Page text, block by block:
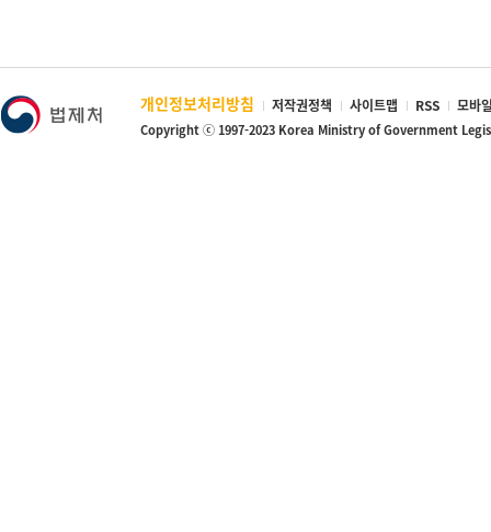
개인정보처리방침 저작권정책 사이트맵 RSS 모바
Copyright ⓒ 1997-2023 Korea Ministry of Government